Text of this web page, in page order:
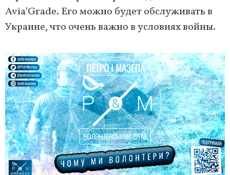
Avia’Grade. Его можно будет обслуживать в
Украине, что очень важно в условиях войны.